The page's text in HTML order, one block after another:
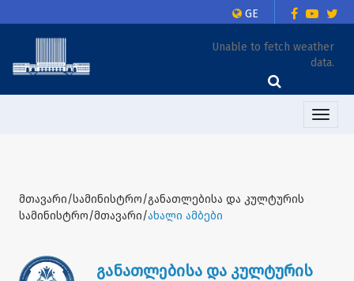
GE
Unable to fetch weather
data.
Toggle
მთავარი/სამინისტრო/განათლებისა და კულტურის
სამინისტრო/მთავარი/ახალი ამბები
განათლებისა და კულტურის